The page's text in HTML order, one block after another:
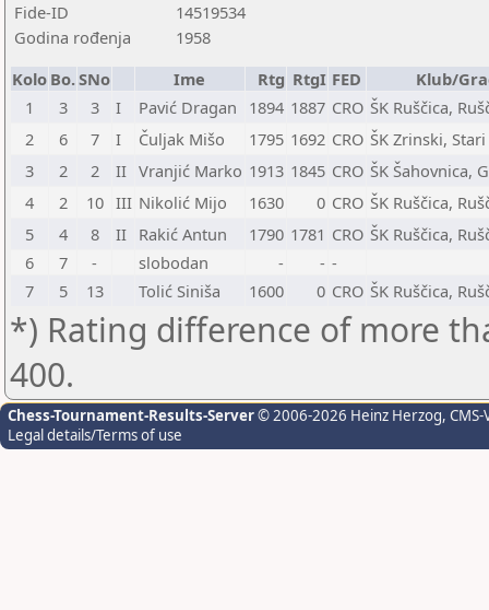
Fide-ID
14519534
Godina rođenja
1958
Kolo Bo.SNo Ime Rtg RtgI FED
Klub/
1
3 3 I Pavić Dragan 1894 1887 CRO ŠK Ruščica,
2
6 7 I Čuljak Mišo 1795 1692 CRO ŠK Zrinski,
3
2 2 II Vranjić Marko 1913 1845 CRO ŠK Šahovnica,
4
2 10 III Nikolić Mijo 1630 0 CRO ŠK Ruščica,
5
4 8 II Rakić Antun 1790 1781 CRO ŠK Ruščica,
6
7 - slobodan - - -
7
5 13 Tolić Siniša 1600 0 CRO ŠK Ruščica,
*) Rating difference of more
400.
Chess-Tournament-Results-Server© 2006-2026 Heinz Herzog,
Legal details/Terms of use